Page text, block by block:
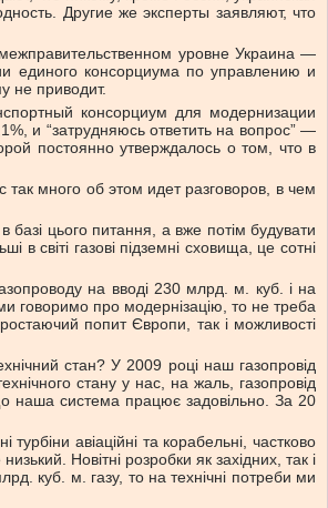
Другие же эксперты заявляют, что
уровне Украина —
единого консорциума по управлению и
не приводит.
консорциум для модернизации
и “затрудняюсь ответить на вопрос” —
постоянно утверждалось о том, что в
много об этом идет разговоров, в чем
цього питання, а вже потім будувати
в світі газові підземні сховища, це сотні
на вводі 230 млрд. м. куб. і на
говоримо про модернізацію, то не треба
попит Європи, так і можливості
стан? У 2009 році наш газопровід
стану у нас, на жаль, газопровід
наша система працює задовільно. За 20
авіаційні та корабельні, частково
Новітні розробки як західних, так і
куб. м. газу, то на технічні потреби ми